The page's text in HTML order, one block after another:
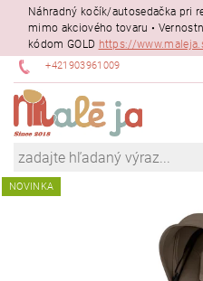
Náhradný kočík/autosedačka pri
mimo akciového tovaru •
kódom GOLD https://
+421903961009
NOVINKA